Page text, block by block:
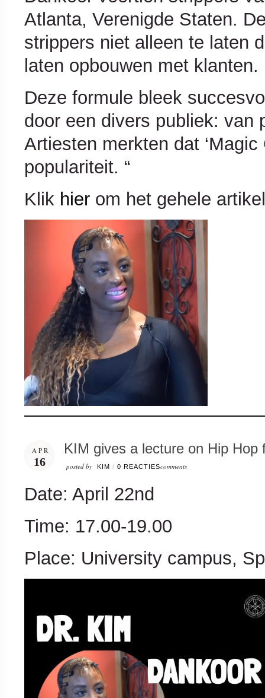
Atlanta, Verenigde Staten.
strippers niet alleen te laten
laten opbouwen met klanten.
Deze formule bleek
door een divers publiek: van
Artiesten merkten dat
populariteit. “
Klik hier om het gehele
APR
16
KIM gives a lecture on Hip Hop
posted by KIM / 0 REACTIEScomments
Date: April 22nd
Time: 17.00-19.00
Place: University campus,